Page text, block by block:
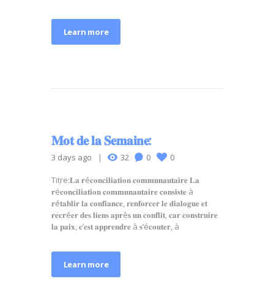
Learn more
𝐌𝐨𝐭 𝐝𝐞 𝐥𝐚 𝐒𝐞𝐦𝐚𝐢𝐧𝐞:
3 days ago 32 0 0
Titre:𝐋𝐚 𝐫é𝐜𝐨𝐧𝐜𝐢𝐥𝐢𝐚𝐭𝐢𝐨𝐧 𝐜𝐨𝐦𝐦𝐮𝐧𝐚𝐮𝐭𝐚𝐢𝐫𝐞 𝐋𝐚
𝐫é𝐜𝐨𝐧𝐜𝐢𝐥𝐢𝐚𝐭𝐢𝐨𝐧 𝐜𝐨𝐦𝐦𝐮𝐧𝐚𝐮𝐭𝐚𝐢𝐫𝐞 𝐜𝐨𝐧𝐬𝐢𝐬𝐭𝐞 à
𝐫é𝐭𝐚𝐛𝐥𝐢𝐫 𝐥𝐚 𝐜𝐨𝐧𝐟𝐢𝐚𝐧𝐜𝐞, 𝐫𝐞𝐧𝐟𝐨𝐫𝐜𝐞𝐫 𝐥𝐞 𝐝𝐢𝐚𝐥𝐨𝐠𝐮𝐞 𝐞𝐭
𝐫𝐞𝐜𝐫é𝐞𝐫 𝐝𝐞𝐬 𝐥𝐢𝐞𝐧𝐬 𝐚𝐩𝐫è𝐬 𝐮𝐧 𝐜𝐨𝐧𝐟𝐥𝐢𝐭, 𝐜𝐚𝐫 𝐜𝐨𝐧𝐬𝐭𝐫𝐮𝐢𝐫𝐞
𝐥𝐚 𝐩𝐚𝐢𝐱, 𝐜’𝐞𝐬𝐭 𝐚𝐩𝐩𝐫𝐞𝐧𝐝𝐫𝐞 à 𝐬’é𝐜𝐨𝐮𝐭𝐞𝐫, à
Learn more